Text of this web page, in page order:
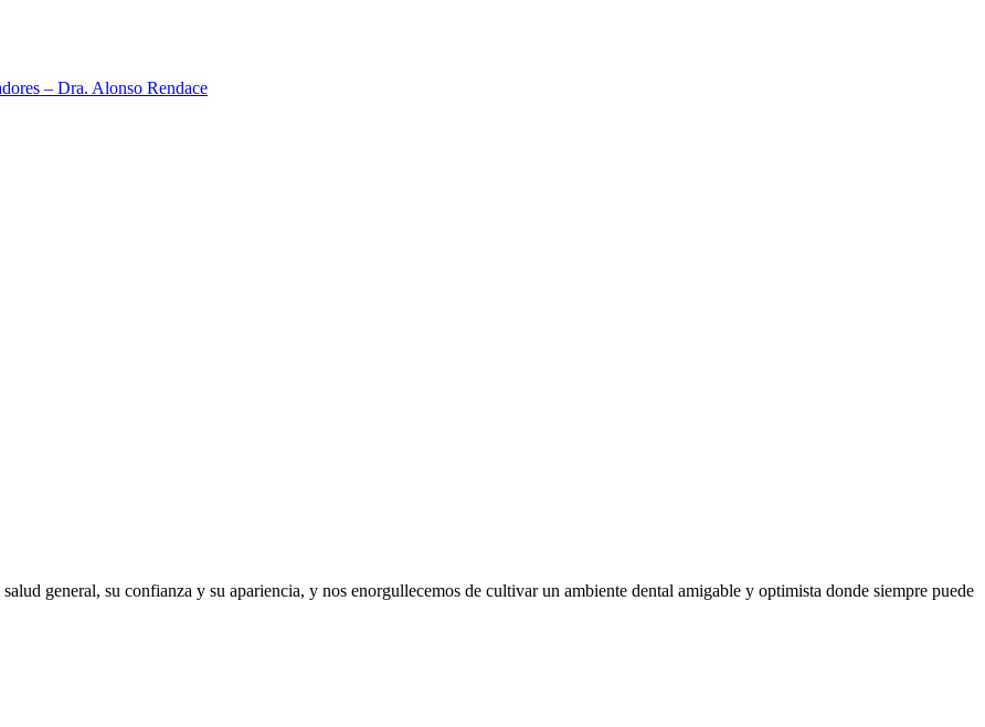
– Dra. Alonso Rendace
general, su confianza y su apariencia, y nos enorgullecemos de cultivar un ambiente dental amigable y optimista donde siempre puede